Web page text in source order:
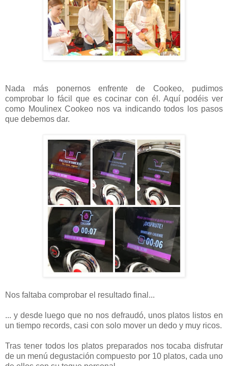
Nada más ponernos enfrente de Cookeo, pudimos
comprobar lo fácil que es cocinar con él. Aquí podéis ver
como Moulinex Cookeo nos va indicando todos los pasos
que debemos dar.
Nos faltaba comprobar el resultado final...
... y desde luego que no nos defraudó, unos platos listos en
un tiempo records, casi con solo mover un dedo y muy ricos.
Tras tener todos los platos preparados nos tocaba disfrutar
de un menú degustación compuesto por 10 platos, cada uno